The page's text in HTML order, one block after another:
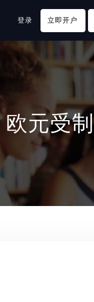
登录 立即开户
元受